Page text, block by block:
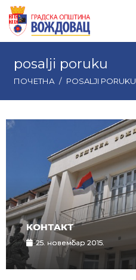
posalji poruku
ПОЧЕТНА / POSALJI PORUKU
КОНТАКТ
25. новембар 2015.